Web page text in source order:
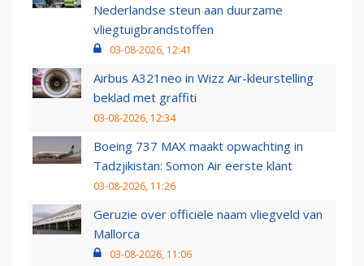
Nederlandse steun aan duurzame
vliegtuigbrandstoffen
03-08-2026, 12:41
Airbus A321neo in Wizz Air-kleurstelling
beklad met graffiti
03-08-2026, 12:34
Boeing 737 MAX maakt opwachting in
Tadzjikistan: Somon Air eerste klant
03-08-2026, 11:26
Geruzie over officiële naam vliegveld van
Mallorca
03-08-2026, 11:06